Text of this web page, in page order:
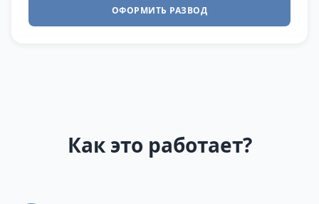
ОФОРМИТЬ РАЗВОД
Как это работает?